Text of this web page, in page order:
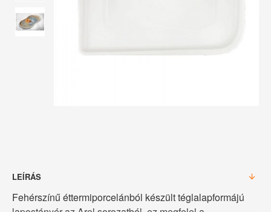
LEÍRÁS
Fehérszínű éttermiporcelánból készült téglalapformájú